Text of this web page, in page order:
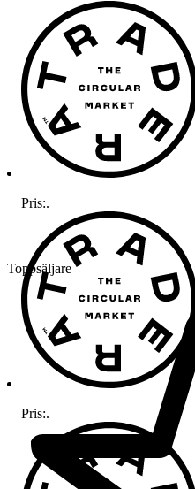
Toppsäljare
Pris:.
Pris:.